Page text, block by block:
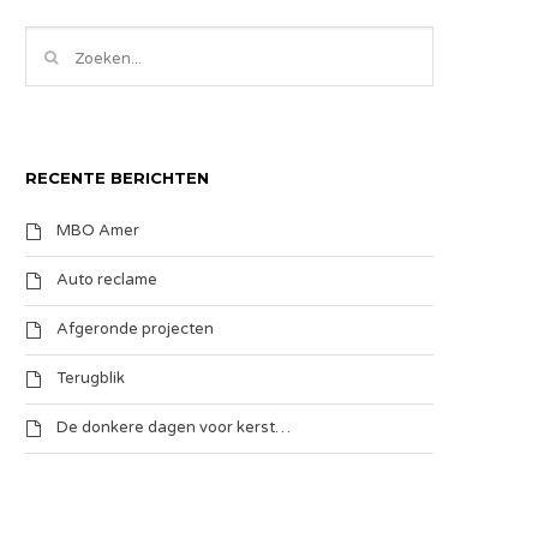
RECENTE BERICHTEN
MBO Amer
Auto reclame
Afgeronde projecten
Terugblik
De donkere dagen voor kerst…